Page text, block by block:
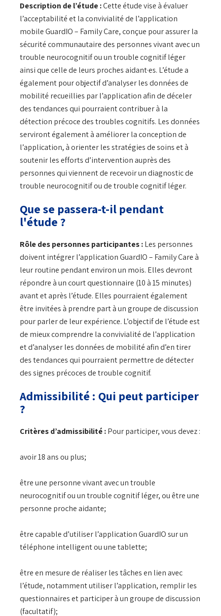
Description de l’étude :Cette étude vise à évaluer
l’acceptabilité et la convivialité de l’application
mobile GuardIO – Family Care, conçue pour assurer la
sécurité communautaire des personnes vivant avec un
trouble neurocognitif ou un trouble cognitif léger
ainsi que celle de leurs proches aidant·es. L’étude a
également pour objectif d’analyser les données de
mobilité recueillies par l’application afin de déceler
des tendances qui pourraient contribuer à la
détection précoce des troubles cognitifs. Les données
serviront également à améliorer la conception de
l’application, à orienter les stratégies de soins et à
soutenir les efforts d’intervention auprès des
personnes qui viennent de recevoir un diagnostic de
trouble neurocognitif ou de trouble cognitif léger.
Que se passera-t-il pendant
l'étude ?
Rôle des personnes participantes :Les personnes
doivent intégrer l’application GuardIO – Family Care à
leur routine pendant environ un mois. Elles devront
répondre à un court questionnaire (10 à 15 minutes)
avant et après l’étude. Elles pourraient également
être invitées à prendre part à un groupe de discussion
pour parler de leur expérience. L’objectif de l’étude est
de mieux comprendre la convivialité de l’application
et d’analyser les données de mobilité afin d’en tirer
des tendances qui pourraient permettre de détecter
des signes précoces de trouble cognitif.
Admissibilité : Qui peut participer
?
Critères d’admissibilité :Pour participer, vous devez :
avoir 18 ans ou plus;
être une personne vivant avec un trouble
neurocognitif ou un trouble cognitif léger, ou être une
personne proche aidante;
être capable d’utiliser l’application GuardIO sur un
téléphone intelligent ou une tablette;
être en mesure de réaliser les tâches en lien avec
l’étude, notamment utiliser l’application, remplir les
questionnaires et participer à un groupe de discussion
(facultatif);